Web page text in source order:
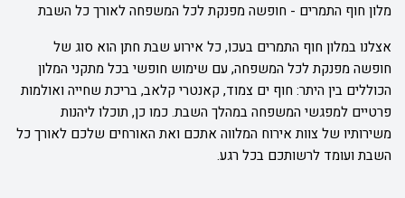
מלון חוף התמרים - חופשה מפנקת לכל המשפחה לאורך כל השבת
אצלנו במלון חוף התמרים בעכו, כל אירוע שבת חתן הוא סוג של
חופשה מפנקת לכל המשפחה, עם שימוש חופשי בכל מתקני המלון
הכוללים בין היתר: חוף ים צמוד, קאנטרי קלאב, בריכת שחייה ואולמות
פרטיים למפגשי המשפחה במהלך השבת. כמו כן, תוכלו ליהנות
משירותיו של צוות אירוח המלווה אתכם ואת האורחים שלכם לאורך כל
השבת ועומד לרשותכם בכל רגע.